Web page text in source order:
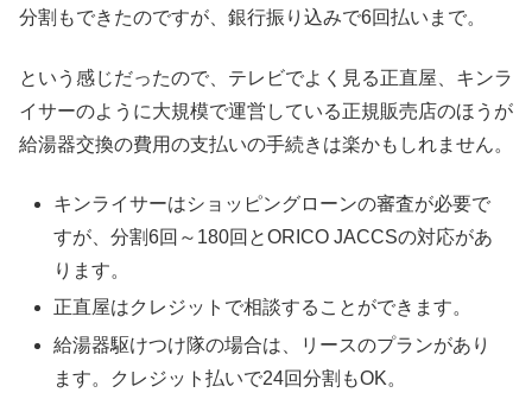
分割もできたのですが、銀行振り込みで6回払いまで。
という感じだったので、テレビでよく見る正直屋、キンラ
イサーのように大規模で運営している正規販売店のほうが
給湯器交換の費用の支払いの手続きは楽かもしれません。
キンライサーはショッピングローンの審査が必要で
すが、分割6回～180回とORICO JACCSの対応があ
ります。
正直屋はクレジットで相談することができます。
給湯器駆けつけ隊の場合は、リースのプランがあり
ます。クレジット払いで24回分割もOK。